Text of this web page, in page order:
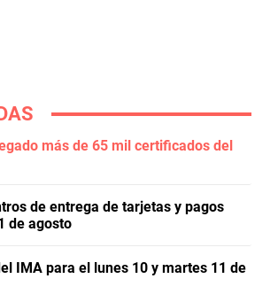
más de 65 mil certificados del
de entrega de tarjetas y pagos
de agosto
IMA para el lunes 10 y martes 11 de